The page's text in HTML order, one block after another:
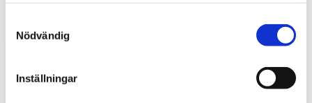
Nödvändig
Inställningar
entreprenadmaskin?
bara utseende. Rätt matta skyddar originalgolvet mot
slitage, förenklar rengöringen och bidrar till...